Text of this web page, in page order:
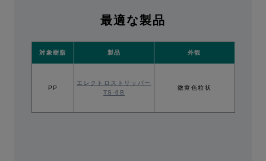
最適な製品
対象樹脂 製品 外観
PP
エレクトロストリッパー
TS-6B
微黄色粒状